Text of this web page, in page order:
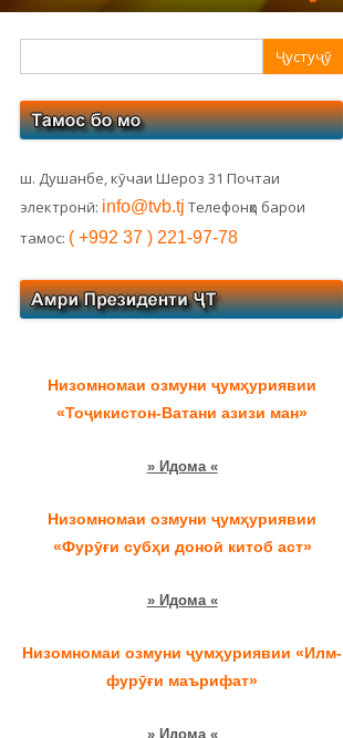
боковая
ш. Душанбе, кӯчаи Шероз 31 Почтаи
электронӣ: info@tvb.tj Телефонҳо барои
тамос: ( +992 37 ) 221-97-78
Низомномаи озмуни ҷумҳуриявии
«Тоҷикистон-Ватани азизи ман»
» Идома «
Низомномаи озмуни ҷумҳуриявии
«Фурӯғи субҳи доноӣ китоб аст»
» Идома «
Низомномаи озмуни ҷумҳуриявии «Илм-
фурӯғи маърифат»
» Идома «